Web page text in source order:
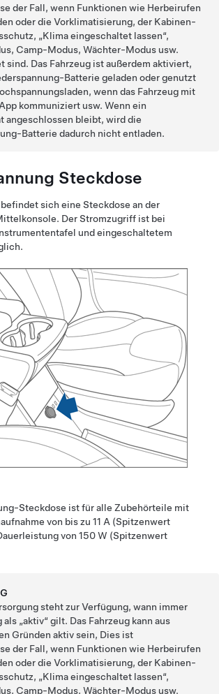
der Fall, wenn Funktionen wie Herbeirufen
oder die Vorklimatisierung, der Kabinen-
„Klima eingeschaltet lassen“,
, Camp-Modus,Wächter-Modus usw.
sind. Das Fahrzeug ist außerdem aktiviert,
-Batterie geladen oder genutzt
wenn das Fahrzeug mit
kommuniziert usw. Wenn ein
angeschlossen bleibt, wird die
-Batterie dadurch nicht entladen.
Steckdose
befindet sich eine Steckdose an der
Der Stromzugriff ist bei
und eingeschaltetem
-Steckdose istfür alle Zubehörteile mit
von bis zu 11 A (Spitzenwert
von 150 W (Spitzenwert
steht zur Verfügung, wann immer
als „aktiv“ gilt. Das Fahrzeug kann aus
Gründen aktiv sein, Dies ist
der Fall, wenn Funktionen wie Herbeirufen
oder die Vorklimatisierung, der Kabinen-
„Klima eingeschaltet lassen“,
, Camp-Modus,Wächter-Modus usw.